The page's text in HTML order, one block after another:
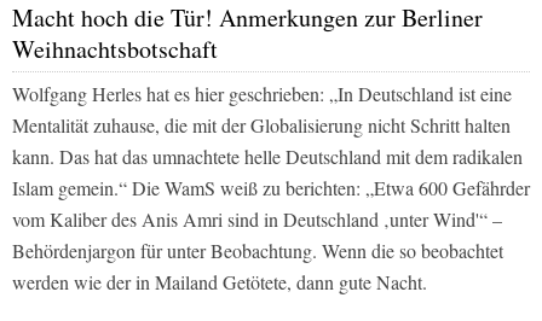
Macht hoch die Tür! Anmerkungen zur Berliner
Weihnachtsbotschaft
Wolfgang Herles hat es hier geschrieben: „In Deutschland ist eine
Mentalität zuhause, die mit der Globalisierung nicht Schritt halten
kann. Das hat das umnachtete helle Deutschland mit dem radikalen
Islam gemein.“ DieWamS weiß zu berichten: „Etwa 600 Gefährder
vom Kaliber des Anis Amri sind in Deutschland ‚unter Wind'“ –
Behördenjargon für unter Beobachtung. Wenn die so beobachtet
werden wie der in Mailand Getötete, dann gute Nacht.